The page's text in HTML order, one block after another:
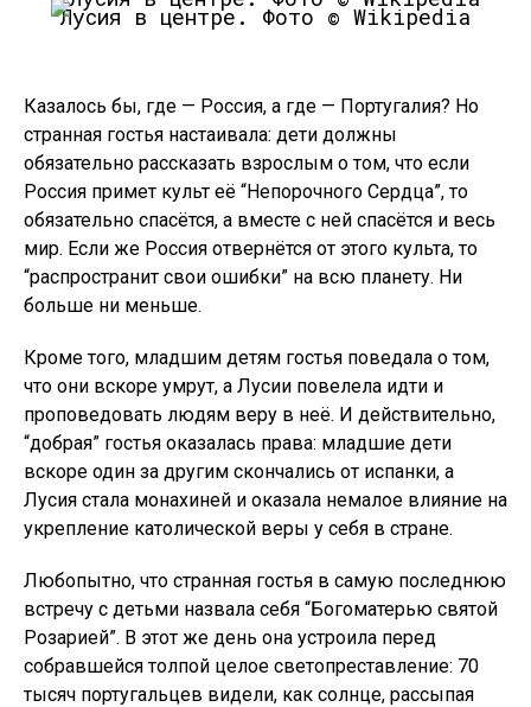
Лусия в центре. Фото © Wikipedia
Казалось бы, где — Россия, а где — Португалия? Но
странная гостья настаивала: дети должны
обязательно рассказать взрослым о том, что если
Россия примет культ её “Непорочного Сердца”, то
обязательно спасётся, а вместе с ней спасётся и весь
мир. Если же Россия отвернётся от этого культа, то
“распространит свои ошибки” на всю планету. Ни
больше ни меньше.
Кроме того, младшим детям гостья поведала о том,
что они вскоре умрут, а Лусии повелела идти и
проповедовать людям веру в неё. И действительно,
“добрая” гостья оказалась права: младшие дети
вскоре один за другим скончались от испанки, а
Лусия стала монахиней и оказала немалое влияние на
укрепление католической веры у себя в стране.
Любопытно, что странная гостья в самую последнюю
встречу с детьми назвала себя “Богоматерью святой
Розарией”. В этот же день она устроила перед
собравшейся толпой целое светопреставление: 70
тысяч португальцев видели, как солнце, рассыпая